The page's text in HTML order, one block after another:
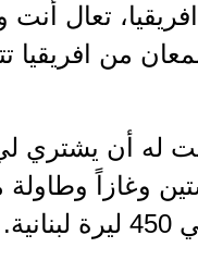
تعال
من افريقيا
نديم قحوش 400 ليرة وقلت
وغازاً وطاولة